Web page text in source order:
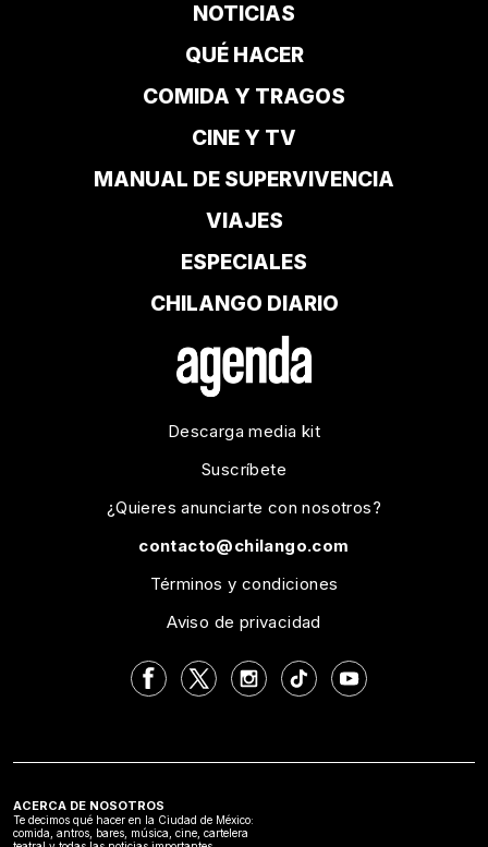
NOTICIAS
QUÉ HACER
COMIDA Y TRAGOS
CINE Y TV
MANUAL DE SUPERVIVENCIA
VIAJES
ESPECIALES
CHILANGO DIARIO
Descarga media kit
Suscríbete
¿Quieres anunciarte con nosotros?
contacto@chilango.com
Términos y condiciones
Aviso de privacidad
ACERCA DE NOSOTROS
Te decimos qué hacer en la Ciudad de México:
comida, antros, bares, música, cine, cartelera